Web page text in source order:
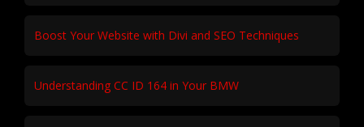
Boost Your Website with Divi and SEO Techniques
Understanding CC ID 164 in Your BMW